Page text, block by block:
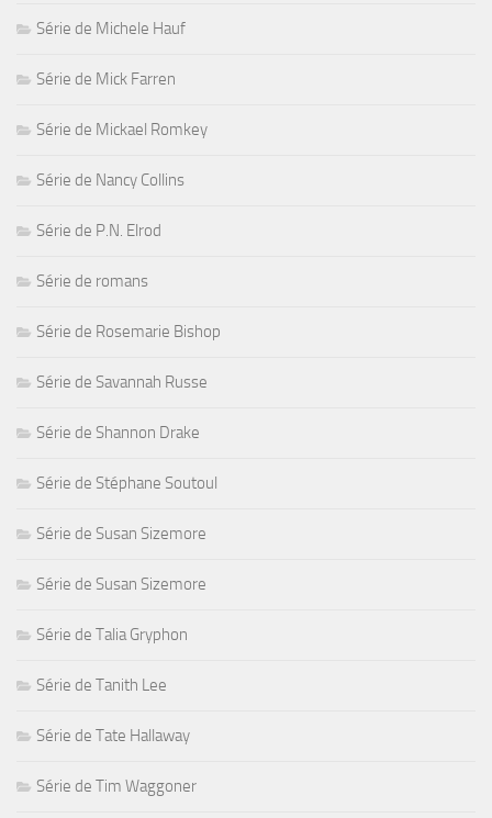
Série de Michele Hauf
Série de Mick Farren
Série de Mickael Romkey
Série de Nancy Collins
Série de P.N. Elrod
Série de romans
Série de Rosemarie Bishop
Série de Savannah Russe
Série de Shannon Drake
Série de Stéphane Soutoul
Série de Susan Sizemore
Série de Susan Sizemore
Série de Talia Gryphon
Série de Tanith Lee
Série de Tate Hallaway
Série de Tim Waggoner